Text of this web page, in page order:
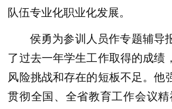
队伍专业化职业化发展。
侯勇为参训人员作专题辅导
了过去一年学生工作取得的成绩
风险挑战和存在的短板不足。他
贯彻全国、全省教育工作会议